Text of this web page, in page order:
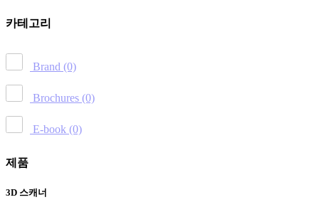
카테고리
Brand (0)
Brochures (0)
E-book (0)
제품
3D 스캐너